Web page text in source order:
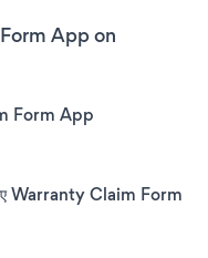
App on
Form App
Warranty Claim Form